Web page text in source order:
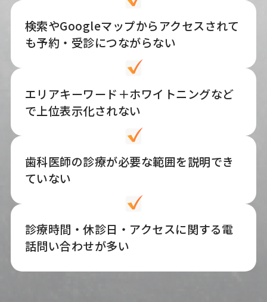
検索やGoogleマップからアクセスされて
も予約・受診につながらない
エリアキーワード＋ホワイトニングなど
で上位表示化されない
歯科医師の診療が必要な範囲を説明でき
ていない
診療時間・休診日・アクセスに関する電
話問い合わせが多い